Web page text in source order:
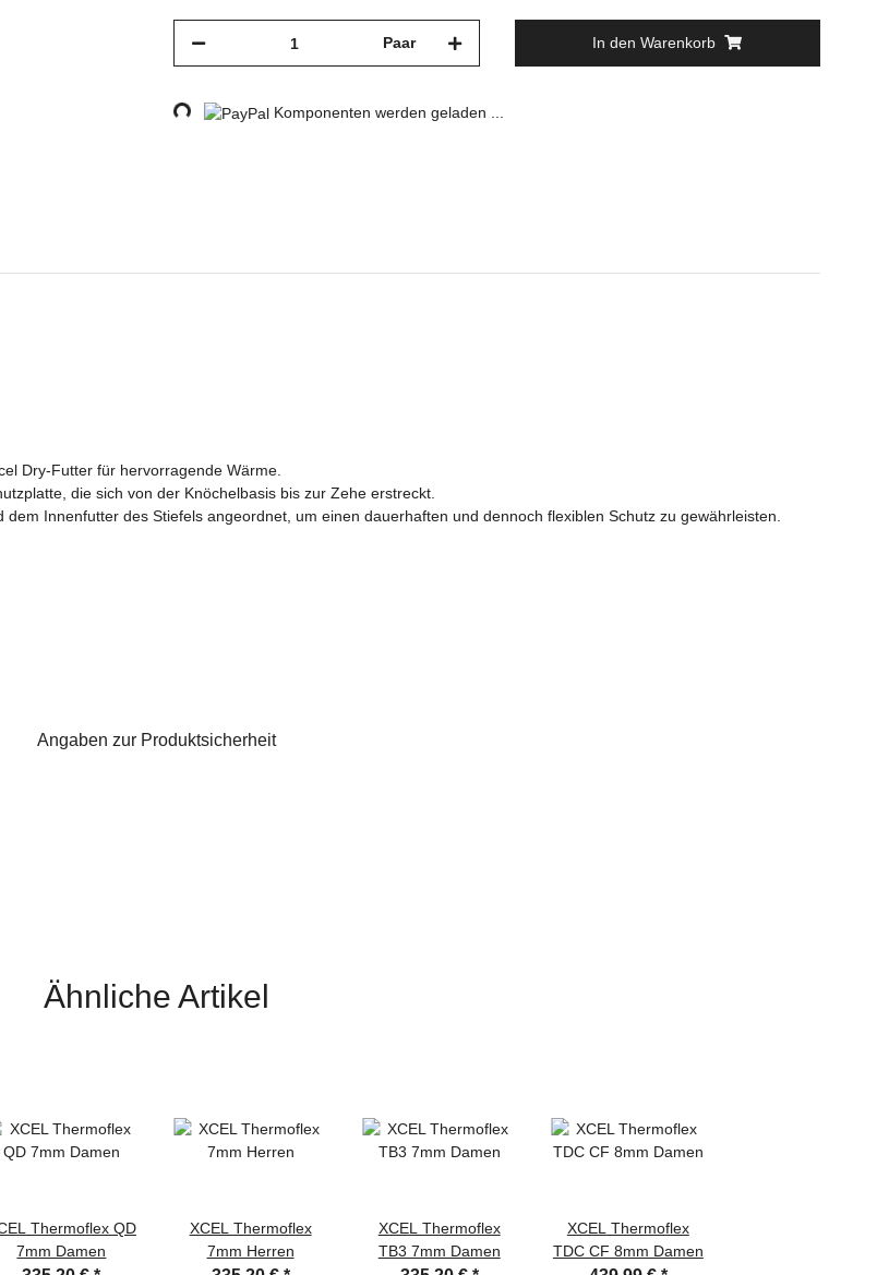
Paar In den Warenkorb
Loading... Komponenten werden geladen ...
Dry-Futter für hervorragende Wärme.
die sich von der Knöchelbasis bis zur Zehe erstreckt.
Innenfutter des Stiefels angeordnet, um einen dauerhaften und dennoch flexiblen Schutz zu gewährleisten.
Angaben zur Produktsicherheit
Ähnliche Artikel
Thermoflex QD
7mm Damen
XCEL Thermoflex
7mm Herren
XCEL Thermoflex
TB3 7mm Damen
XCEL Thermoflex
TDC CF 8mm Damen